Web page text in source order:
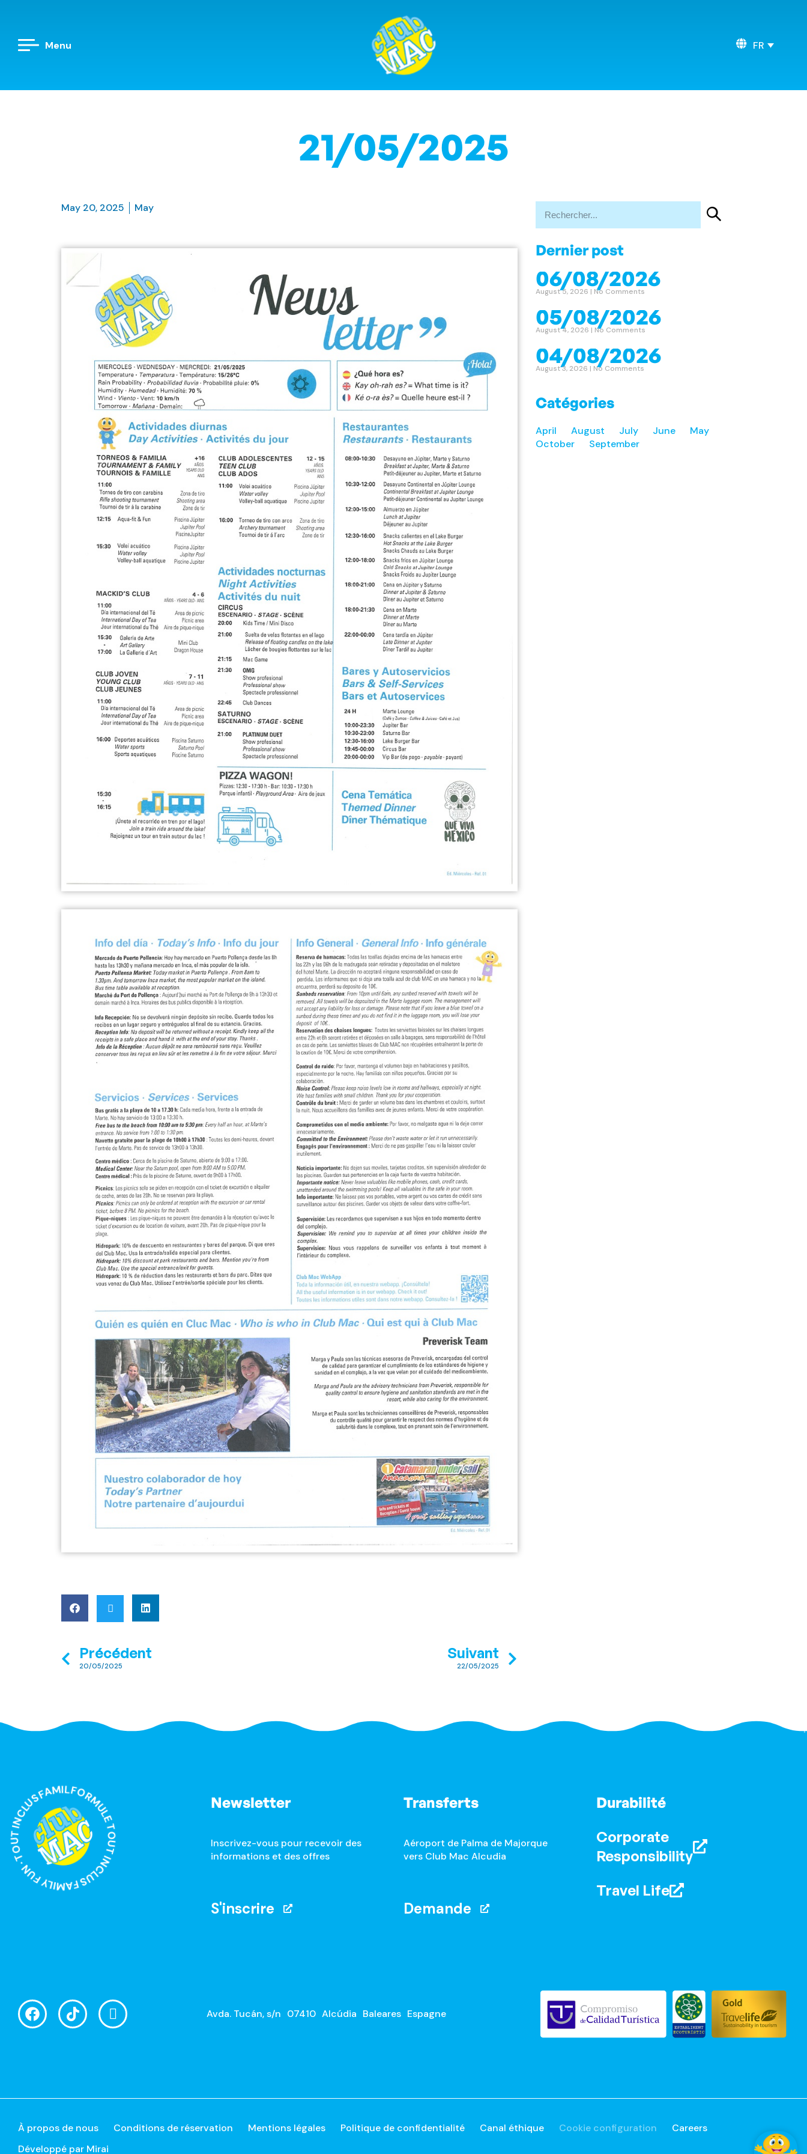
Menu FR
21/05/2025
May 20, 2025 May
Précédent
20/05/2025
Suivant
22/05/2025
Dernier post
06/08/2026
August 5, 2026 No Comments
05/08/2026
August 4, 2026 No Comments
04/08/2026
August 3, 2026 No Comments
Catégories
April August July June
May
October
September
FAMILY FUN · TOUT INCLUS FAMILY FUN · Newsletter
Inscrivez-vous pour recevoir des
informations et des offres
S'inscrire
Transferts
Aéroport de Palma de Majorque
vers Club Mac Alcudia
Demande
Durabilité
Corporate
Responsibility
Travel Life
Avda. Tucán, s/n 07410 Alcúdia Baleares Espagne
À propos de nous Conditions de réservation Mentions légales Politique de confidentialité Canal éthique Cookie configuration
Careers
Développé par Mirai